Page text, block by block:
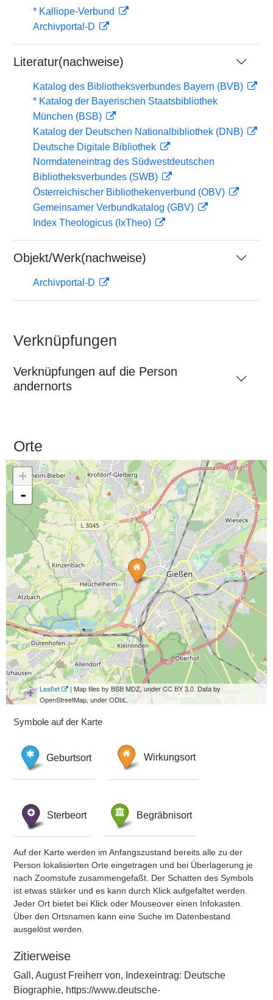
* Kalliope-Verbund
Archivportal-D
Literatur(nachweise)
Katalog des Bibliotheksverbundes Bayern (BVB)
* Katalog der Bayerischen Staatsbibliothek
München (BSB)
Katalog der Deutschen Nationalbibliothek (DNB)
Deutsche Digitale Bibliothek
Normdateneintrag des Südwestdeutschen
Bibliotheksverbundes (SWB)
Österreichischer Bibliothekenverbund (OBV)
Gemeinsamer Verbundkatalog (GBV)
Index Theologicus (IxTheo)
Objekt/Werk(nachweise)
Archivportal-D
Verknüpfungen
Verknüpfungen auf die Person
andernorts
Orte
+
-
Leaflet
| Map tiles by BSB MDZ, under CC BY 3.0. Data by
OpenStreetMap, under ODbL.
Symbole auf der Karte
Geburtsort Wirkungsort
Sterbeort Begräbnisort
Auf der Karte werden im Anfangszustand bereits alle zu der
Person lokalisierten Orte eingetragen und bei Überlagerung je
nach Zoomstufe zusammengefaßt. Der Schatten des Symbols
ist etwas stärker und es kann durch Klick aufgefaltet werden.
Jeder Ort bietet bei Klick oder Mouseover einen Infokasten.
Über den Ortsnamen kann eine Suche im Datenbestand
ausgelöst werden.
Zitierweise
Gall, August Freiherr von, Indexeintrag: Deutsche
Biographie, https://www.deutsche-